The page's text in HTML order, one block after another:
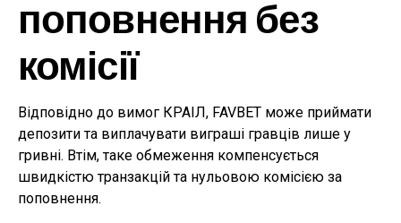
поповнення без
комісії
Відповідно до вимог КРАІЛ, FAVBET може приймати
депозити та виплачувати виграші гравців лише у
гривні. Втім, таке обмеження компенсується
швидкістю транзакцій та нульовою комісією за
поповнення.